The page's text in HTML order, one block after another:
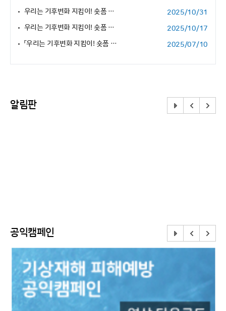
우리는 기후변화 지킴이! 숏폼 영상 공모전 수상작 발표
2025/10/31
우리는 기후변화 지킴이! 숏폼 영상 공모전 국민 표절 제보 심사 계획
2025/10/17
「우리는 기후변화 지킴이! 숏폼 영상 공모전」 상세 안내
2025/07/10
알림판
공익캠페인